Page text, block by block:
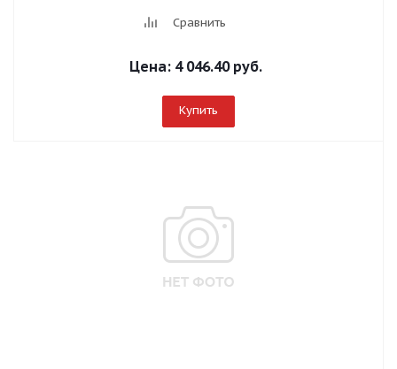
Сравнить
Цена: 4 046.40 руб.
Купить